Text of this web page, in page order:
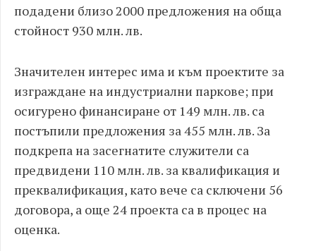
подадени близо 2000 предложения на обща
стойност 930 млн. лв.
Значителен интерес има и към проектите за
изграждане на индустриални паркове; при
осигурено финансиране от 149 млн. лв. са
постъпили предложения за 455 млн. лв. За
подкрепа на засегнатите служители са
предвидени 110 млн. лв. за квалификация и
преквалификация, като вече са сключени 56
договора, а още 24 проекта са в процес на
оценка.